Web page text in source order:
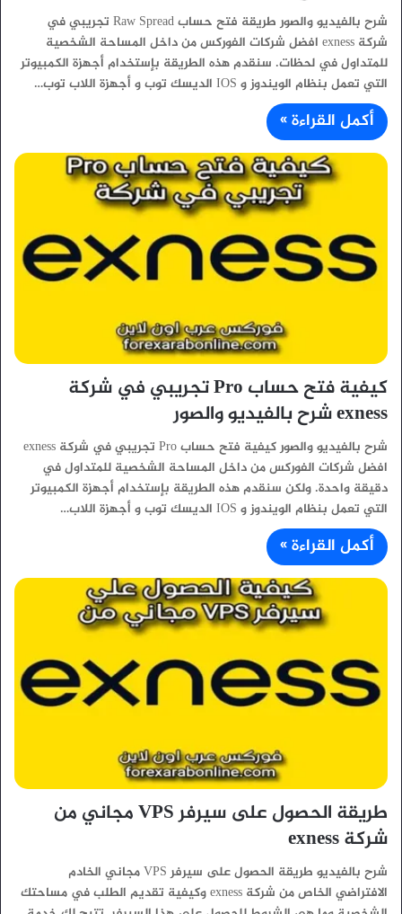
شرح بالفيديو والصور طريقة فتح حساب Raw Spread تجريبي في
شركة exness افضل شركات الفوركس من داخل المساحة الشخصية
للمتداول في لحظات. سنقدم هذه الطريقة بإستخدام أجهزة الكمبيوتر
التي تعمل بنظام الويندوز و IOS الديسك توب و أجهزة اللاب توب…
أكمل القراءة »
كيفية فتح حساب Pro تجريبي في شركة
exness شرح بالفيديو والصور
شرح بالفيديو والصور كيفية فتح حساب Pro تجريبي في شركة exness
افضل شركات الفوركس من داخل المساحة الشخصية للمتداول في
دقيقة واحدة. ولكن سنقدم هذه الطريقة بإستخدام أجهزة الكمبيوتر
التي تعمل بنظام الويندوز و IOS الديسك توب و أجهزة اللاب…
أكمل القراءة »
طريقة الحصول على سيرفر VPS مجاني من
شركة exness
شرح بالفيديو طريقة الحصول على سيرفر VPS مجاني الخادم
الافتراضي الخاص من شركة exness وكيفية تقديم الطلب في مساحتك